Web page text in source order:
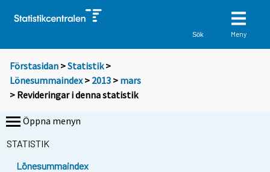
Sök Meny
Förstasidan >Statistik >
Lönesummaindex> 2013 > mars
> Revideringar i denna statistik
Öppna menyn
STATISTIK
Lönesummaindex